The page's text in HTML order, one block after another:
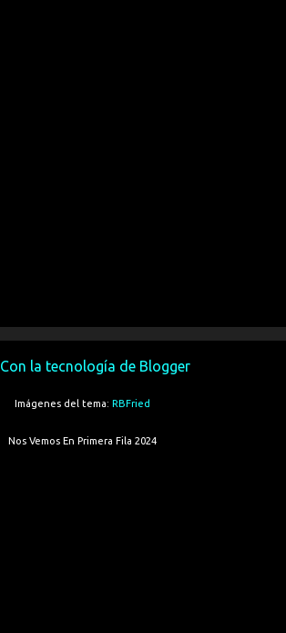
Con la tecnología de Blogger
Imágenes del tema: RBFried
Nos Vemos En Primera Fila 2024